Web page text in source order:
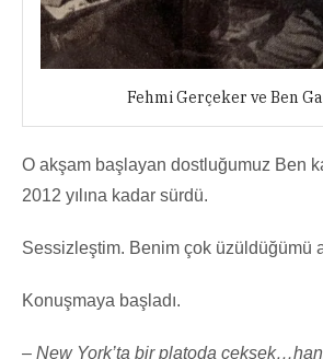
Fehmi Gerçeker ve Ben
O akşam başlayan dostluğumuz Ben
2012 yılına kadar sürdü.
Sessizleştim. Benim çok üzüldüğümü
Konuşmaya başladı.
– New York’ta bir platoda